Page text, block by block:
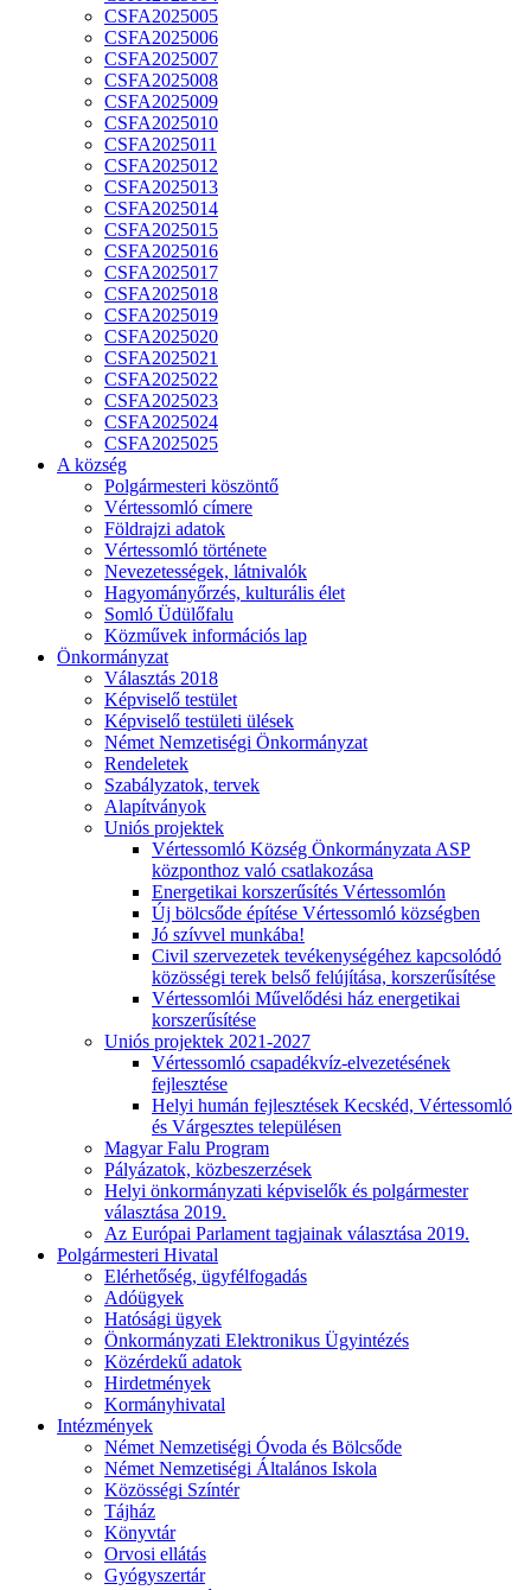
CSFA2025005
CSFA2025006
CSFA2025007
CSFA2025008
CSFA2025009
CSFA2025010
CSFA2025011
CSFA2025012
CSFA2025013
CSFA2025014
CSFA2025015
CSFA2025016
CSFA2025017
CSFA2025018
CSFA2025019
CSFA2025020
CSFA2025021
CSFA2025022
CSFA2025023
CSFA2025024
CSFA2025025
A község
Polgármesteri köszöntő
Vértessomló címere
Földrajzi adatok
Vértessomló története
Nevezetességek, látnivalók
Hagyományőrzés, kulturális élet
Somló Üdülőfalu
Közművek információs lap
Önkormányzat
Választás 2018
Képviselő testület
Képviselő testületi ülések
Német Nemzetiségi Önkormányzat
Rendeletek
Szabályzatok, tervek
Alapítványok
Uniós projektek
Vértessomló Község Önkormányzata ASP
központhoz való csatlakozása
Energetikai korszerűsítés Vértessomlón
Új bölcsőde építése Vértessomló községben
Jó szívvel munkába!
Civil szervezetek tevékenységéhez kapcsolódó
közösségi terek belső felújítása, korszerűsítése
Vértessomlói Művelődési ház energetikai
korszerűsítése
Uniós projektek 2021-2027
Vértessomló csapadékvíz-elvezetésének
fejlesztése
Helyi humán fejlesztések Kecskéd, Vértessomló
és Várgesztes településen
Magyar Falu Program
Pályázatok, közbeszerzések
Helyi önkormányzati képviselők és polgármester
választása 2019.
Az Európai Parlament tagjainak választása 2019.
Polgármesteri Hivatal
Elérhetőség, ügyfélfogadás
Adóügyek
Hatósági ügyek
Önkormányzati Elektronikus Ügyintézés
Közérdekű adatok
Hirdetmények
Kormányhivatal
Intézmények
Német Nemzetiségi Óvoda és Bölcsőde
Német Nemzetiségi Általános Iskola
Közösségi Színtér
Tájház
Könyvtár
Orvosi ellátás
Gyógyszertár